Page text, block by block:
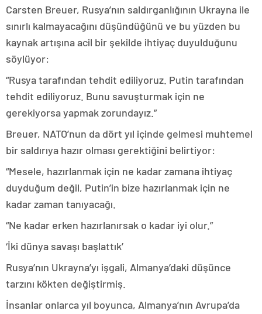
Carsten Breuer, Rusya’nın saldırganlığının Ukrayna ile
sınırlı kalmayacağını düşündüğünü ve bu yüzden bu
kaynak artışına acil bir şekilde ihtiyaç duyulduğunu
söylüyor:
“Rusya tarafından tehdit ediliyoruz. Putin tarafından
tehdit ediliyoruz. Bunu savuşturmak için ne
gerekiyorsa yapmak zorundayız.”
Breuer, NATO’nun da dört yıl içinde gelmesi muhtemel
bir saldırıya hazır olması gerektiğini belirtiyor:
“Mesele, hazırlanmak için ne kadar zamana ihtiyaç
duyduğum değil, Putin’in bize hazırlanmak için ne
kadar zaman tanıyacağı.
“Ne kadar erken hazırlanırsak o kadar iyi olur.”
‘İki dünya savaşı başlattık’
Rusya’nın Ukrayna’yı işgali, Almanya’daki düşünce
tarzını kökten değiştirmiş.
İnsanlar onlarca yıl boyunca, Almanya’nın Avrupa’da